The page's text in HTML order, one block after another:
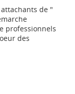
de "
professionnels
des